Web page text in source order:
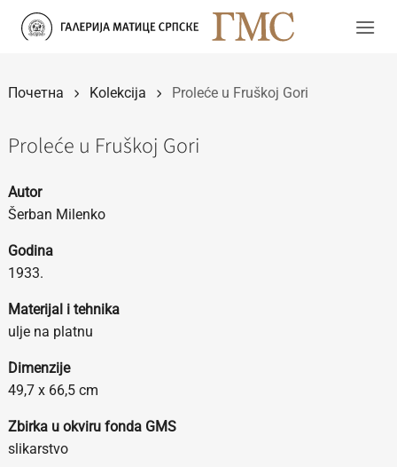
Прескочи
Почетна Kolekcija Proleće u Fruškoj Gori
Proleće u Fruškoj Gori
Autor
Šerban Milenko
Godina
1933.
Materijal i tehnika
ulje na platnu
Dimenzije
49,7 x 66,5 cm
Zbirka u okviru fonda GMS
slikarstvo